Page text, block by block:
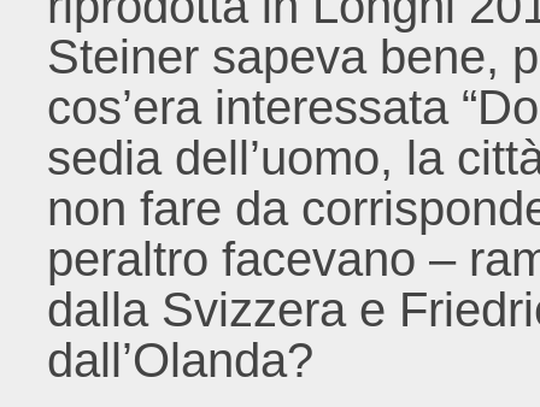
Steiner sapeva bene,
cos’era interessata
sedia dell’uomo, la
non fare da
peraltro facevano –
dalla Svizzera e
dall’Olanda?